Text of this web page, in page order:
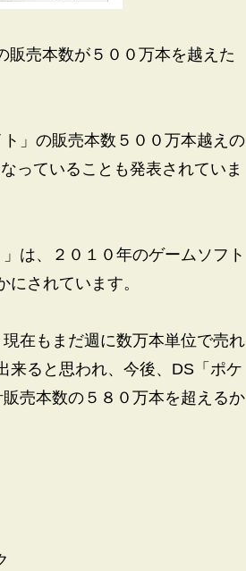
売本数が５００万本を越えた
」の販売本数５００万本越えの
っていることも発表されていま
は、２０１０年のゲームソフト
されています。
在もまだ週に数万本単位で売れ
来ると思われ、今後、DS「ポケ
売本数の５８０万本を超えるか